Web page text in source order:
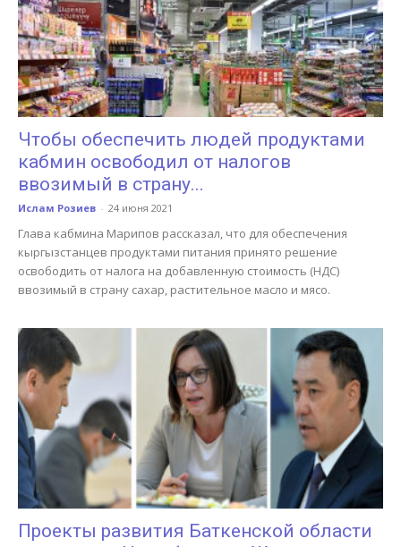
Чтобы обеспечить людей продуктами
кабмин освободил от налогов
ввозимый в страну...
Ислам Розиев - 24 июня 2021
Глава кабмина Марипов рассказал, что для обеспечения
кыргызстанцев продуктами питания принято решение
освободить от налога на добавленную стоимость (НДС)
ввозимый в страну сахар, растительное масло и мясо.
Проекты развития Баткенской области